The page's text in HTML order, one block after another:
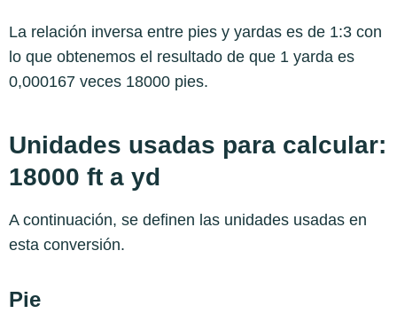
La relación inversa entre pies y yardas es de 1:3 con
lo que obtenemos el resultado de que 1 yarda es
0,000167 veces 18000 pies.
Unidades usadas para calcular:
18000 ft a yd
A continuación, se definen las unidades usadas en
esta conversión.
Pie